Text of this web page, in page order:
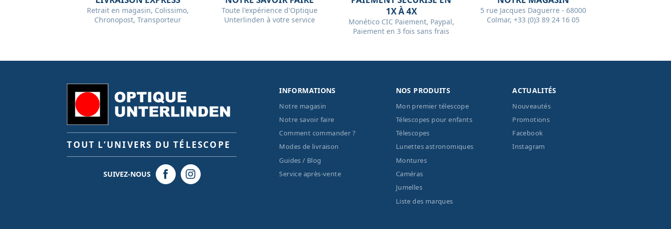
Retrait en magasin, Colissimo,
Chronopost, Transporteur
Toute l'expérience d'Optique
Unterlinden à votre service
1X À 4X
Monético CIC Paiement, Paypal,
Paiement en 3 fois sans frais
5 rue Jacques Daguerre - 68000
Colmar, +33 (0)3 89 24 16 05
TOUT L’UNIVERS DU TÉLESCOPE
SUIVEZ-NOUS
INFORMATIONS
Notre magasin
Notre savoir faire
Comment commander ?
Modes de livraison
Guides / Blog
Service après-vente
NOS PRODUITS
Mon premier télescope
Télescopes pour enfants
Télescopes
Lunettes astronomiques
Montures
Caméras
Jumelles
Liste des marques
ACTUALITÉS
Nouveautés
Promotions
Facebook
Instagram